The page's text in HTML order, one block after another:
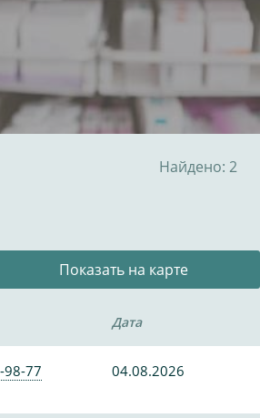
Найдено: 2
Показать на карте
Дата
98-77 04.08.2026